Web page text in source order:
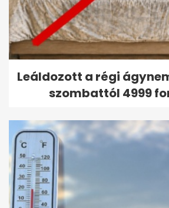
Leáldozott a régi
szombattól 4999